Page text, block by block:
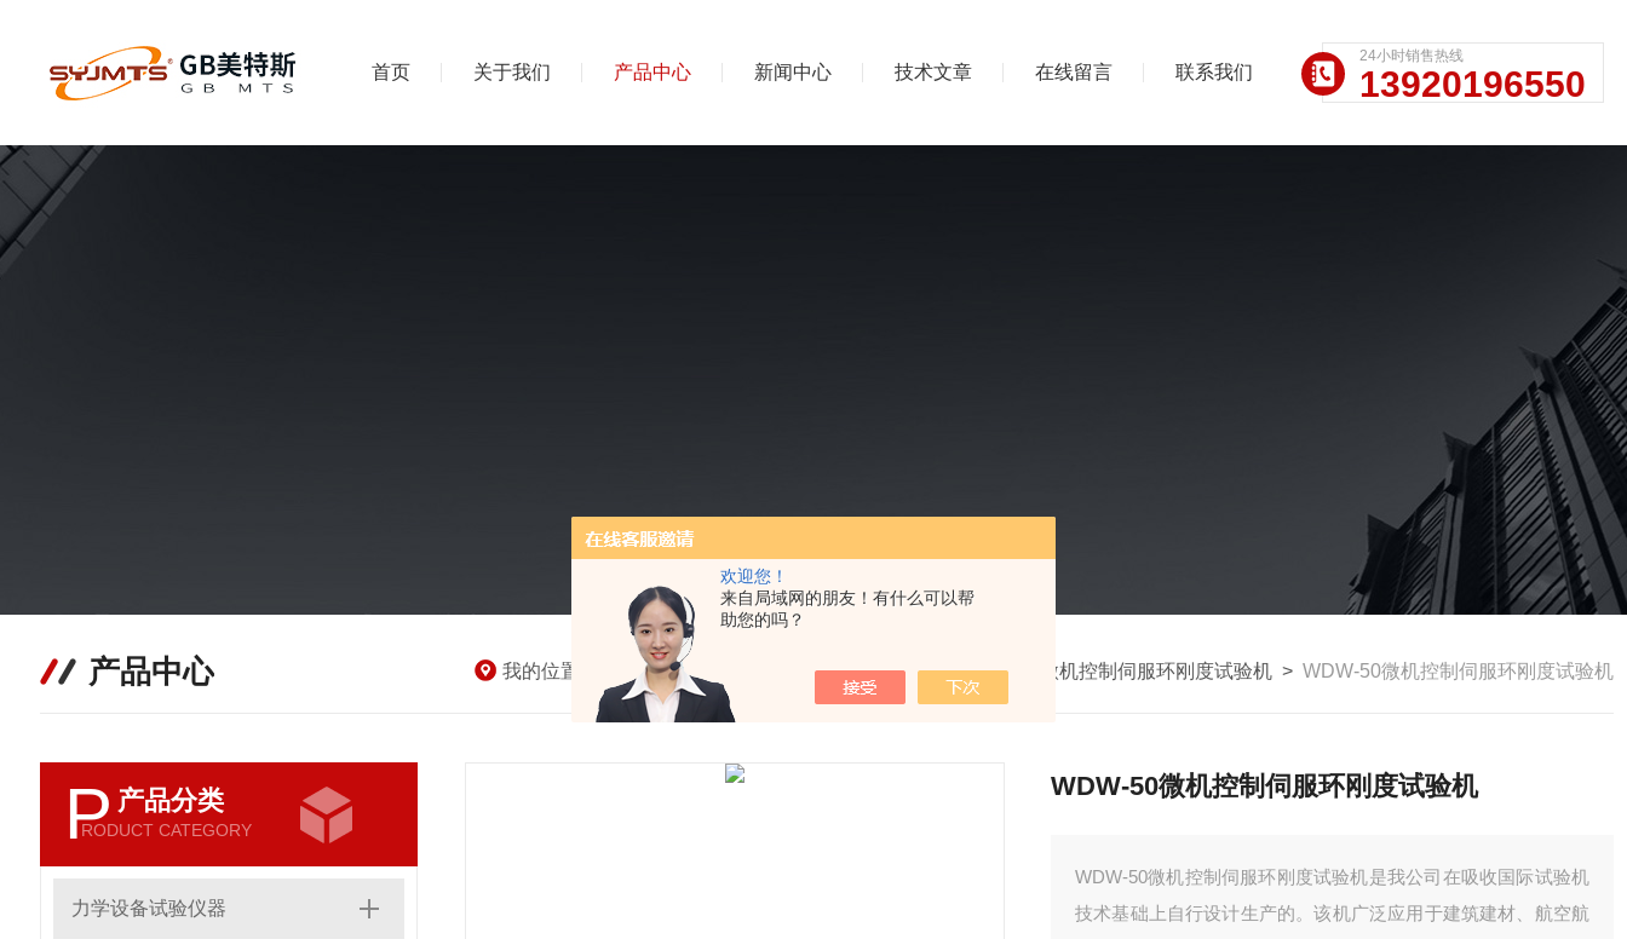
欢迎您！
来自局域网的朋友！有什么可以帮
助您的吗？
首页 关于我们 产品中心 新闻中心 技术文章 在线留言 联系我们
24小时销售热线
13920196550
产品中心 我的位置： >产品中心 力学设备试验仪器>WDW-50微机控制伺服环刚度试验机 > WDW-50微机控制伺服环刚度试验机
P 产品分类
RODUCT CATEGORY
力学设备试验仪器
WDW-50微机控制伺服环刚度试验机
WDW-50微机控制伺服环刚度试验机是我公司在吸收国际试验机
技术基础上自行设计生产的。该机广泛应用于建筑建材、航空航